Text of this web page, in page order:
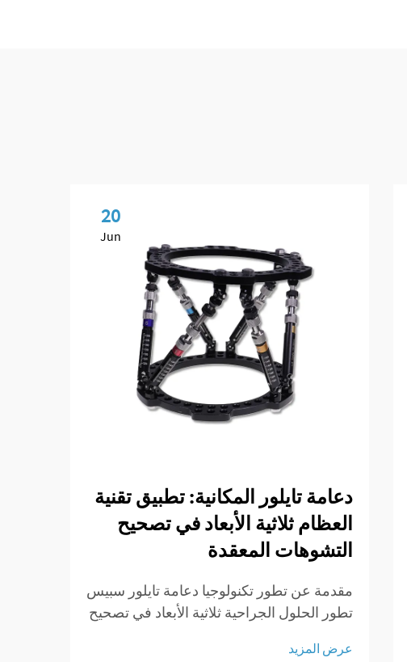
20
Jun
دعامة تايلور المكانية: تطبيق تقنية
العظام ثلاثية الأبعاد في تصحيح
التشوهات المعقدة
مقدمة عن تطور تكنولوجيا دعامة تايلور سبيس
تطور الحلول الجراحية ثلاثية الأبعاد في تصحيح
منذ الأيام التي كانت تعني فيها الجراحة شقوقاً
عرض المزيد